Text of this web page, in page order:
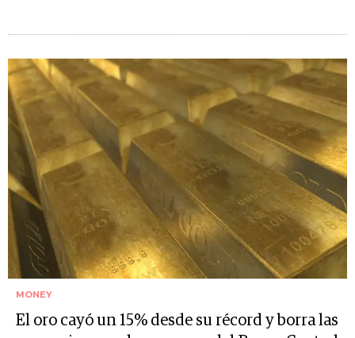
MONEY
El oro cayó un 15% desde su récord y borra las